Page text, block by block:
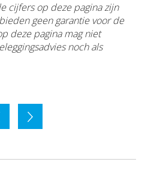
cijfers op deze pagina zijn
geen garantie voor de
deze pagina mag niet
noch als